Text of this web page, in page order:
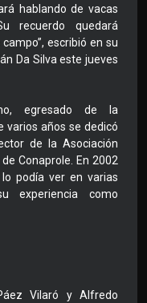
hablando de vacas
recuerdo quedará
escribió en su
Da Silva este jueves
egresado de la
varios años se dedicó
de la Asociación
Conaprole. En 2002
podía ver en varias
experiencia como
Vilaró y Alfredo